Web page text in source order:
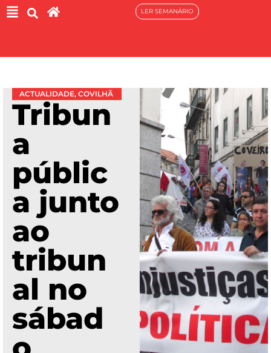
LER SEMANÁRIO
ACTUALIDADE, COVILHÃ
Tribun
a
públic
a junto
ao
tribun
al no
sábad